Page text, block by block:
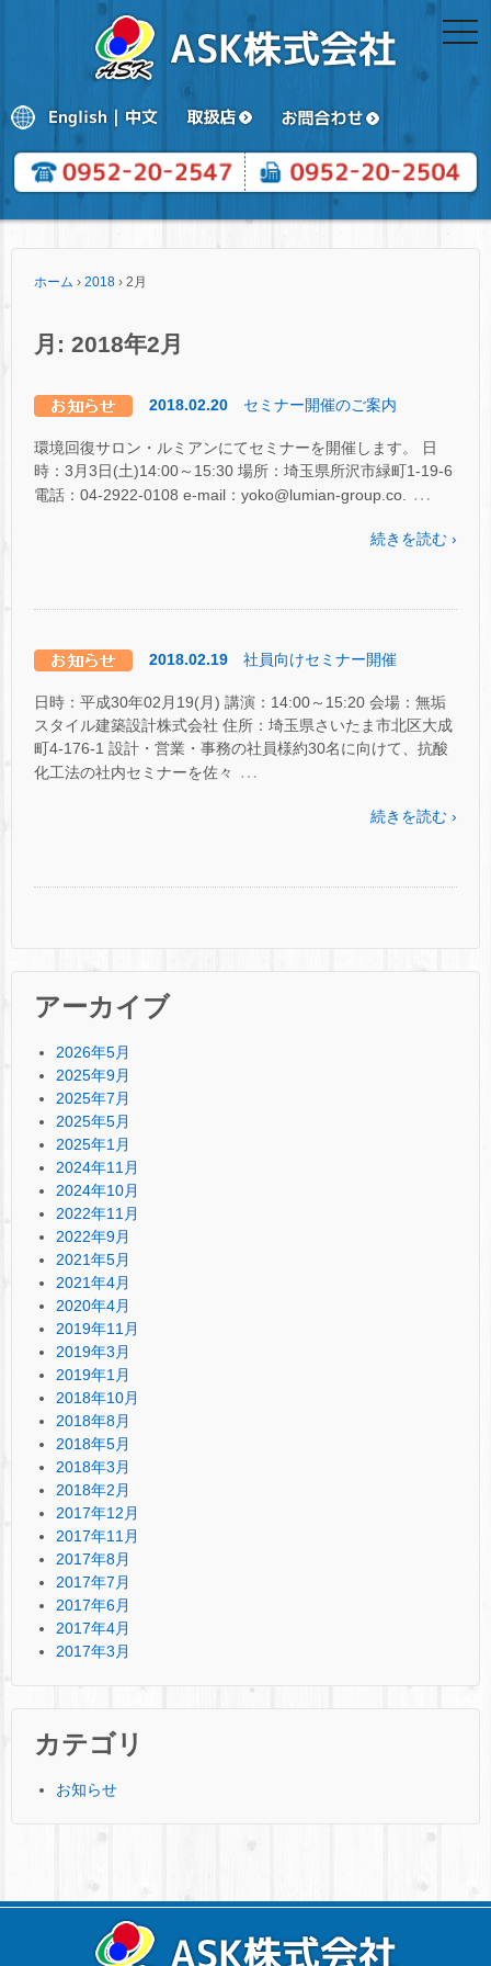
ホーム › 2018 › 2月
月: 2018年2月
2018.02.20 セミナー開催のご案内
環境回復サロン・ルミアンにてセミナーを開催します。 日
時：3月3日(土)14:00～15:30 場所：埼玉県所沢市緑町1-19-6
電話：04-2922-0108 e-mail：yoko@lumian-group.co. …
続きを読む ›
2018.02.19 社員向けセミナー開催
日時：平成30年02月19(月) 講演：14:00～15:20 会場：無垢
スタイル建築設計株式会社 住所：埼玉県さいたま市北区大成
町4-176-1 設計・営業・事務の社員様約30名に向けて、抗酸
化工法の社内セミナーを佐々
…
続きを読む ›
アーカイブ
2026年5月
2025年9月
2025年7月
2025年5月
2025年1月
2024年11月
2024年10月
2022年11月
2022年9月
2021年5月
2021年4月
2020年4月
2019年11月
2019年3月
2019年1月
2018年10月
2018年8月
2018年5月
2018年3月
2018年2月
2017年12月
2017年11月
2017年8月
2017年7月
2017年6月
2017年4月
2017年3月
カテゴリ
お知らせ